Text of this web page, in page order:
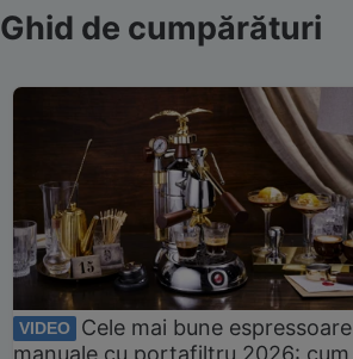
Ghid de cumpărături
VIDEO
Cele mai bune espressoare